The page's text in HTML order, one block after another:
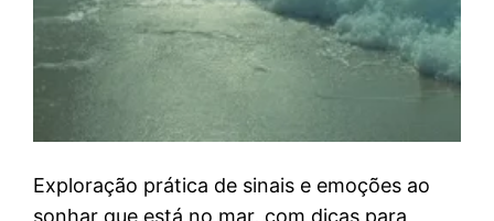
Exploração prática de sinais e emoções ao
sonhar que está no mar, com dicas para